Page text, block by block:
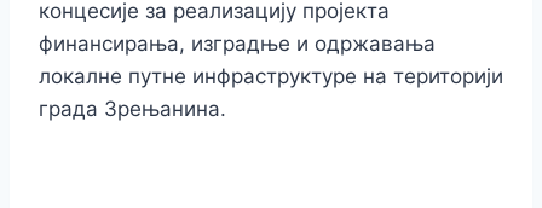
концесије за реализацију пројекта
финансирања, изградње и одржавања
локалне путне инфраструктуре на територији
града Зрењанина.